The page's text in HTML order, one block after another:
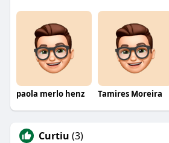
paola merlo henz Tamires Moreira
Curtiu (3)